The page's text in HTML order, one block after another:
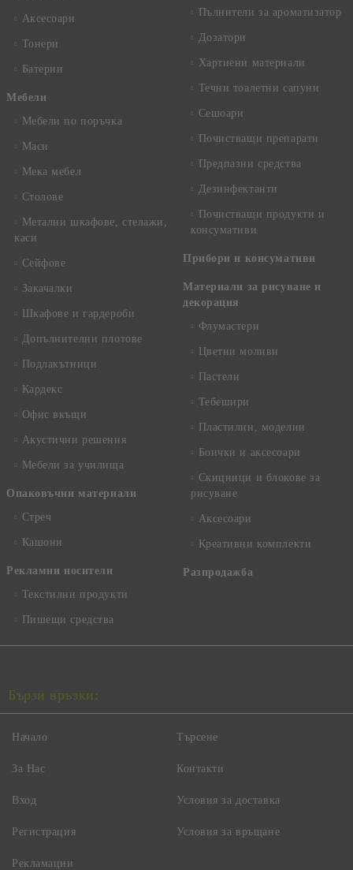
Аксесоари
Тонери
Батерии
Mебели
Мебели по поръчка
Маси
Мека мебел
Столове
Метални шкафове, стелажи,
каси
Сейфове
Закачалки
Шкафове и гардероби
Допълнителни плотове
Подлакътници
Кардекс
Офис вкъщи
Акустични решения
Мебели за училища
Опаковъчни материали
Стреч
Кашони
Рекламни носители
Текстилни продукти
Пишещи средства
Пълнители за ароматизатор
Дозатори
Хартиени материали
Течни тоалетни сапуни
Сешоари
Почистващи препарати
Предпазни средства
Дезинфектанти
Почистващи продукти и
консумативи
Прибори и консумативи
Материали за рисуване и
декорация
Флумастери
Цветни моливи
Пастели
Тебешири
Пластилин, моделин
Боички и аксесоари
Скицници и блокове за
рисуване
Аксесоари
Креативни комплекти
Разпродажба
Бързи връзки:
Начало
За Нас
Вход
Регистрация
Търсене
Контакти
Условия за доставка
Условия за връщане
Рекламации